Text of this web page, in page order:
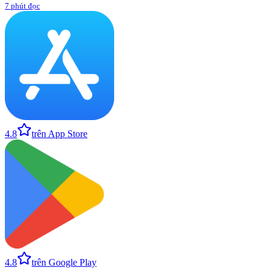
7 phút đọc
4.8 trên App Store
4.8 trên Google Play